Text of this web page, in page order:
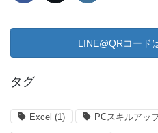
LINE@QRコード
タグ
Excel (1) PCスキルアッ